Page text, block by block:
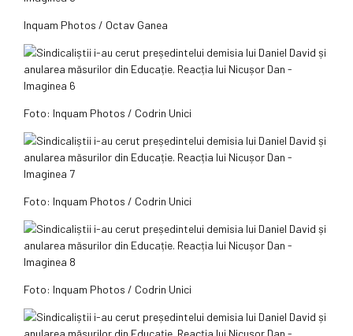
Inquam Photos / Octav Ganea
Foto: Inquam Photos / Codrin Unici
Foto: Inquam Photos / Codrin Unici
Foto: Inquam Photos / Codrin Unici